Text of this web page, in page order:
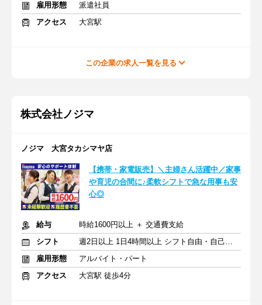
雇用形態
派遣社員
アクセス
大宮駅
この企業の求人一覧を見る
株式会社ノジマ
ノジマ 大宮タカシマヤ店
【携帯・家電販売】＼主婦さん活躍中／家事
や育児の合間に♪柔軟シフトで急な用事も安
心◎
給与
時給1600円以上 ＋ 交通費支給
シフト
週2日以上 1日4時間以上 シフト自由・自己申告
雇用形態
アルバイト・パート
アクセス
大宮駅 徒歩4分